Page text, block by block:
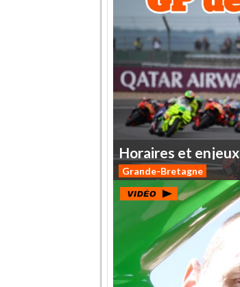
Horaires et enjeux
Grande-Bretagne